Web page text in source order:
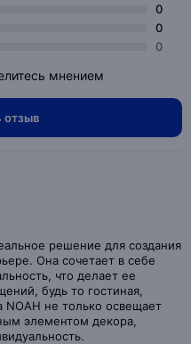
0
0
0
мнением
отзыв
решение для создания
Она сочетает в себе
что делает ее
будь то гостиная,
NOAH не только освещает
элементом декора,